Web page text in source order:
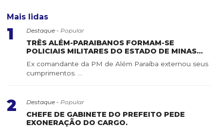
Mais lidas
1 Destaque - Popular
TRÊS ALÉM-PARAIBANOS FORMAM-SE
POLICIAIS MILITARES DO ESTADO DE MINAS
Ex comandante da PM de Além Paraíba externou seus
cumprimentos. ...
2 Destaque - Popular
CHEFE DE GABINETE DO PREFEITO PEDE
EXONERAÇÃO DO CARGO.